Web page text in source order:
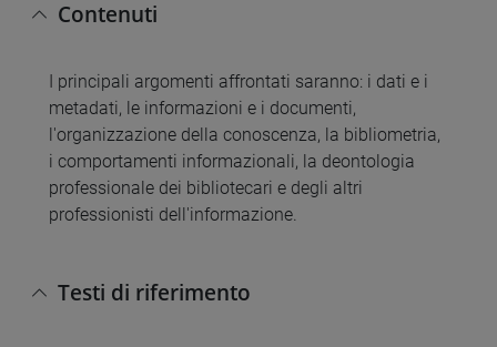
Contenuti
I principali argomenti affrontati saranno: i dati e i
metadati, le informazioni e i documenti,
l'organizzazione della conoscenza, la bibliometria,
i comportamenti informazionali, la deontologia
professionale dei bibliotecari e degli altri
professionisti dell'informazione.
Testi di riferimento